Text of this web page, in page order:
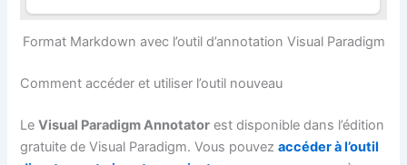
Format Markdown avec l’outil d’annotation Visual Paradigm
Comment accéder et utiliser l’outil nouveau
LeVisual Paradigm Annotator est disponible dans l’édition
gratuite de Visual Paradigm. Vous pouvezaccéder à l’outil